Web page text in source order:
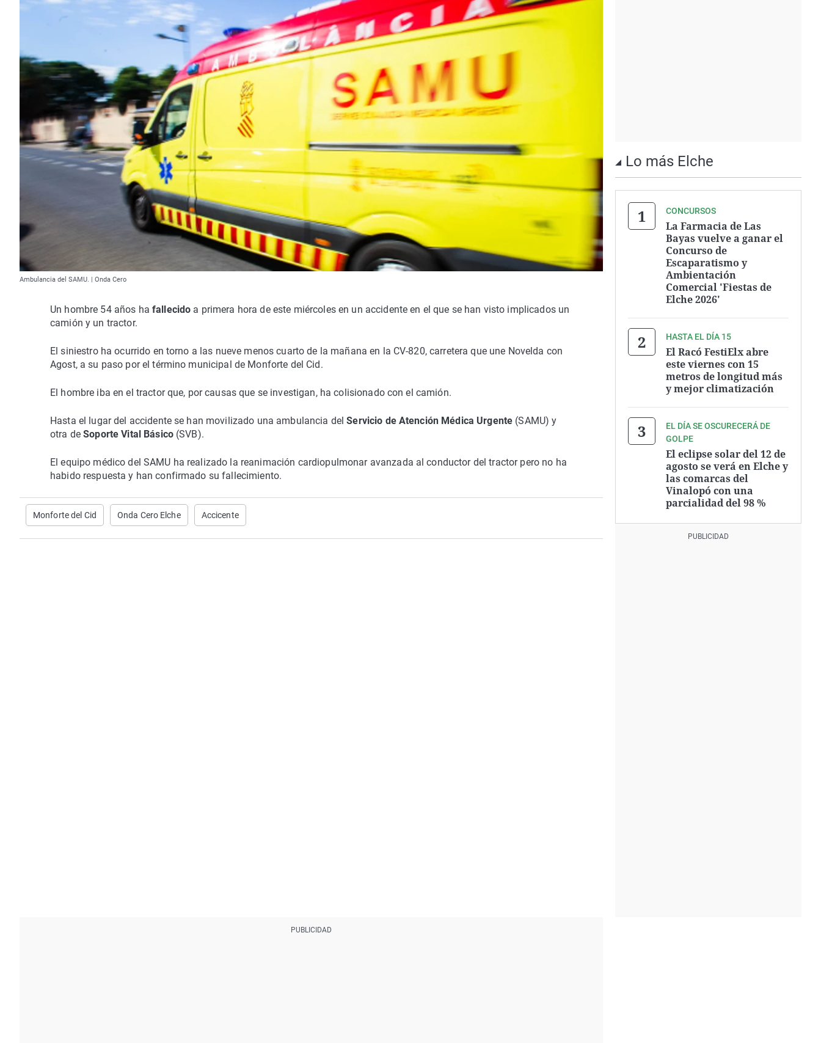
Ambulancia del SAMU. | Onda Cero
Un hombre 54 años ha fallecido a primera hora de este miércoles en un accidente en el que se han visto implicados un
camión y un tractor.
El siniestro ha ocurrido en torno a las nueve menos cuarto de la mañana en la CV-820, carretera que une Novelda con
Agost, a su paso por el término municipal de Monforte del Cid.
El hombre iba en el tractor que, por causas que se investigan, ha colisionado con el camión.
Hasta el lugar del accidente se han movilizado una ambulancia delServicio de Atención Médica Urgente (SAMU) y
otra deSoporte Vital Básico(SVB).
El equipo médico del SAMU ha realizado la reanimación cardiopulmonar avanzada al conductor del tractor pero no ha
habido respuesta y han confirmado su fallecimiento.
Monforte del Cid Onda Cero Elche Accicente
Lo más Elche
CONCURSOS
La Farmacia de Las
Bayas vuelve a ganar el
Concurso de
Escaparatismo y
Ambientación
Comercial 'Fiestas de
Elche 2026'
HASTA EL DÍA 15
El Racó FestiElx abre
este viernes con 15
metros de longitud más
y mejor climatización
EL DÍA SE OSCURECERÁ DE
GOLPE
El eclipse solar del 12 de
agosto se verá en Elche y
las comarcas del
Vinalopó con una
parcialidad del 98 %